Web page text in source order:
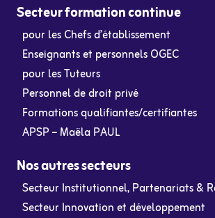
Secteur formation continue
pour les Chefs d’établissement
Enseignants et personnels OGEC
pour les Tuteurs
Personnel de droit privé
Formations qualifiantes/certifiantes
APSP – Maëla PAUL
Nos autres secteurs
Secteur Institutionnel, Partenariats &
Secteur Innovation et développement